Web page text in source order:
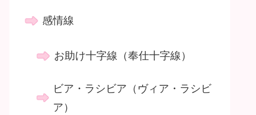
感情線
お助け十字線（奉仕十字線）
ビア・ラシビア（ヴィア・ラシビ
ア）